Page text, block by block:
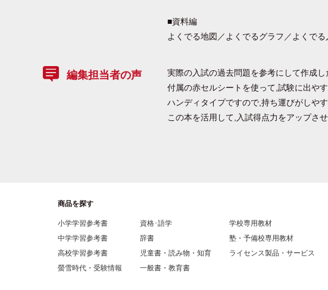
■資料編
よくでる地図／よくでるグラフ／よくで
編集担当者の声
実際の入試の過去問題を参考にして作成し
付属の赤セルシートを使って,試験に出や
ハンディタイプですので,持ち運びがしや
この本を活用して,入試得点力をアップさせ
商品を探す
小学学習参考書
中学学習参考書
高校学習参考書
螢雪時代・受験情報
資格･語学
辞書
児童書・読み物・知育
一般書・教育書
学校専用教材
塾・予備校専用教材
ライセンス製品・サービス